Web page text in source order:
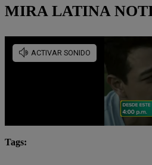
MIRA LATINA
Tags: